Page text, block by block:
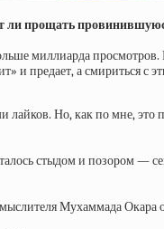
ли прощать
миллиарда
и предает, а смириться с
Но, как по мне, это
стыдом и позором —
Мухаммада